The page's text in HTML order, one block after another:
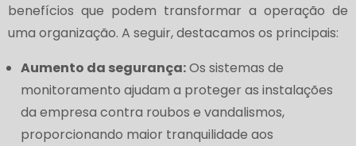
benefícios que podem transformar a operação de
uma organização. A seguir, destacamos os principais:
Aumento da segurança:Os sistemas de
monitoramento ajudam a proteger as instalações
da empresa contra roubos e vandalismos,
proporcionando maior tranquilidade aos